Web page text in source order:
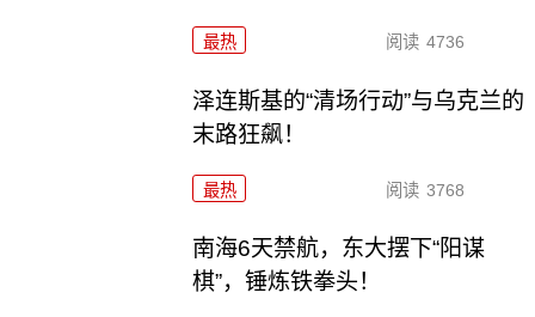
最热 阅读 4736
泽连斯基的“清场行动”与乌克兰的
末路狂飙！
最热 阅读 3768
南海6天禁航，东大摆下“阳谋
棋”，锤炼铁拳头！